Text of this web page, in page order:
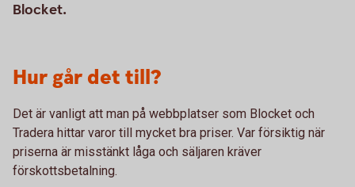
Blocket.
Hur går det till?
Det är vanligt att man på webbplatser som Blocket och
Tradera hittar varor till mycket bra priser. Var försiktig när
priserna är misstänkt låga och säljaren kräver
förskottsbetalning.